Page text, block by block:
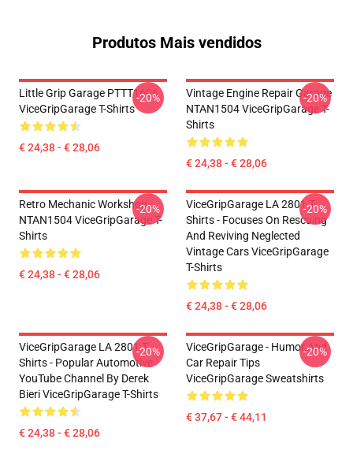
Produtos Mais vendidos
Little Grip Garage PTTT1606
ViceGripGarage T-Shirts
€ 24,38 - € 28,06
-20%
Vintage Engine Repair Garage
NTAN1504 ViceGripGarage T-
Shirts
€ 24,38 - € 28,06
-20%
Retro Mechanic Workshop
NTAN1504 ViceGripGarage T-
Shirts
€ 24,38 - € 28,06
-20%
ViceGripGarage LA 2801 T-
Shirts - Focuses On Rescuing
And Reviving Neglected
Vintage Cars ViceGripGarage
T-Shirts
€ 24,38 - € 28,06
-20%
ViceGripGarage LA 2801 T-
Shirts - Popular Automotive
YouTube Channel By Derek
Bieri ViceGripGarage T-Shirts
€ 24,38 - € 28,06
-20%
ViceGripGarage - Humor And
Car Repair Tips
ViceGripGarage Sweatshirts
€ 37,67 - € 44,11
-20%